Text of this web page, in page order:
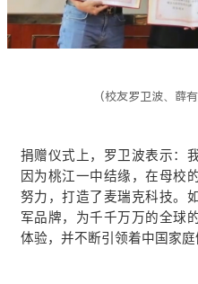
（校友罗卫波、薛
捐赠仪式上，罗卫波表示：
因为桃江一中结缘，在母校
努力，打造了麦瑞克科技。
军品牌，为千千万万的全球
体验，并不断引领着中国家庭